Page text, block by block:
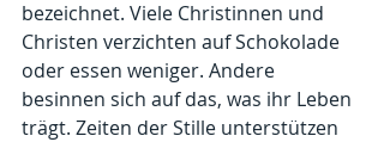
bezeichnet. Viele Christinnen und
Christen verzichten auf Schokolade
oder essen weniger. Andere
besinnen sich auf das, was ihr Leben
trägt. Zeiten der Stille unterstützen